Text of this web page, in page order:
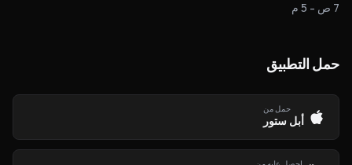
7 ص - 5 م
حمل التطبيق
حمل من
أبل ستور